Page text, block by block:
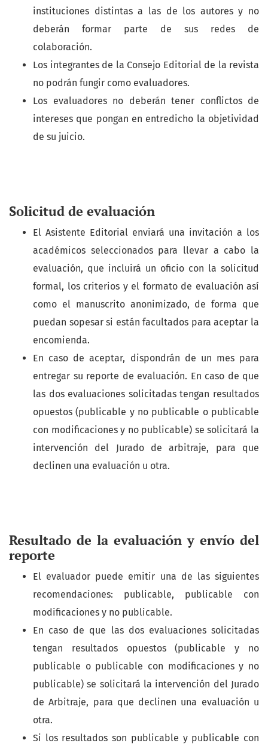
instituciones distintas a las de los autores y no
deberán formar parte de sus redes de
colaboración.
Los integrantes de la Consejo Editorial de la revista
no podrán fungir como evaluadores.
Los evaluadores no deberán tener conflictos de
intereses que pongan en entredicho la objetividad
de su juicio.
Solicitud de evaluación
El Asistente Editorial enviará una invitación a los
académicos seleccionados para llevar a cabo la
evaluación, que incluirá un oficio con la solicitud
formal, los criterios y el formato de evaluación así
como el manuscrito anonimizado, de forma que
puedan sopesar si están facultados para aceptar la
encomienda.
En caso de aceptar, dispondrán de un mes para
entregar su reporte de evaluación. En caso de que
las dos evaluaciones solicitadas tengan resultados
opuestos (publicable y no publicable o publicable
con modificaciones y no publicable) se solicitará la
intervención del Jurado de arbitraje, para que
declinen una evaluación u otra.
Resultado de la evaluación y envío del
reporte
El evaluador puede emitir una de las siguientes
recomendaciones: publicable, publicable con
modificaciones y no publicable.
En caso de que las dos evaluaciones solicitadas
tengan resultados opuestos (publicable y no
publicable o publicable con modificaciones y no
publicable) se solicitará la intervención del Jurado
de Arbitraje, para que declinen una evaluación u
otra.
Si los resultados son publicable y publicable con